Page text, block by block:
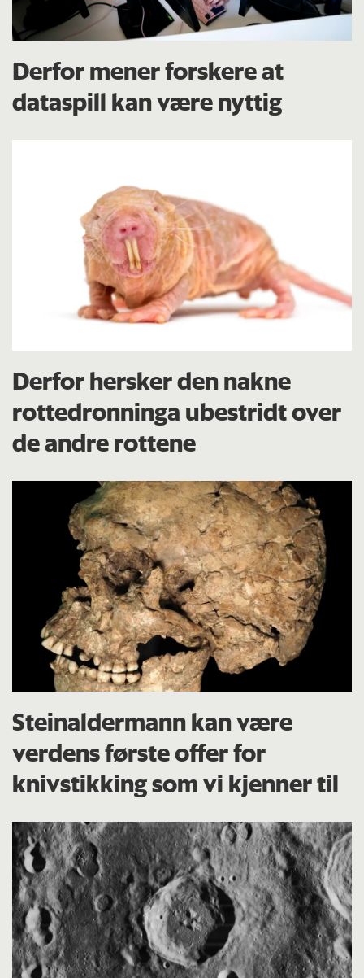
Derfor mener forskere at
dataspill kan være nyttig
Derfor hersker den nakne
rottedronninga ubestridt over
de andre rottene
Steinaldermann kan være
verdens første offer for
knivstikking som vi kjenner til